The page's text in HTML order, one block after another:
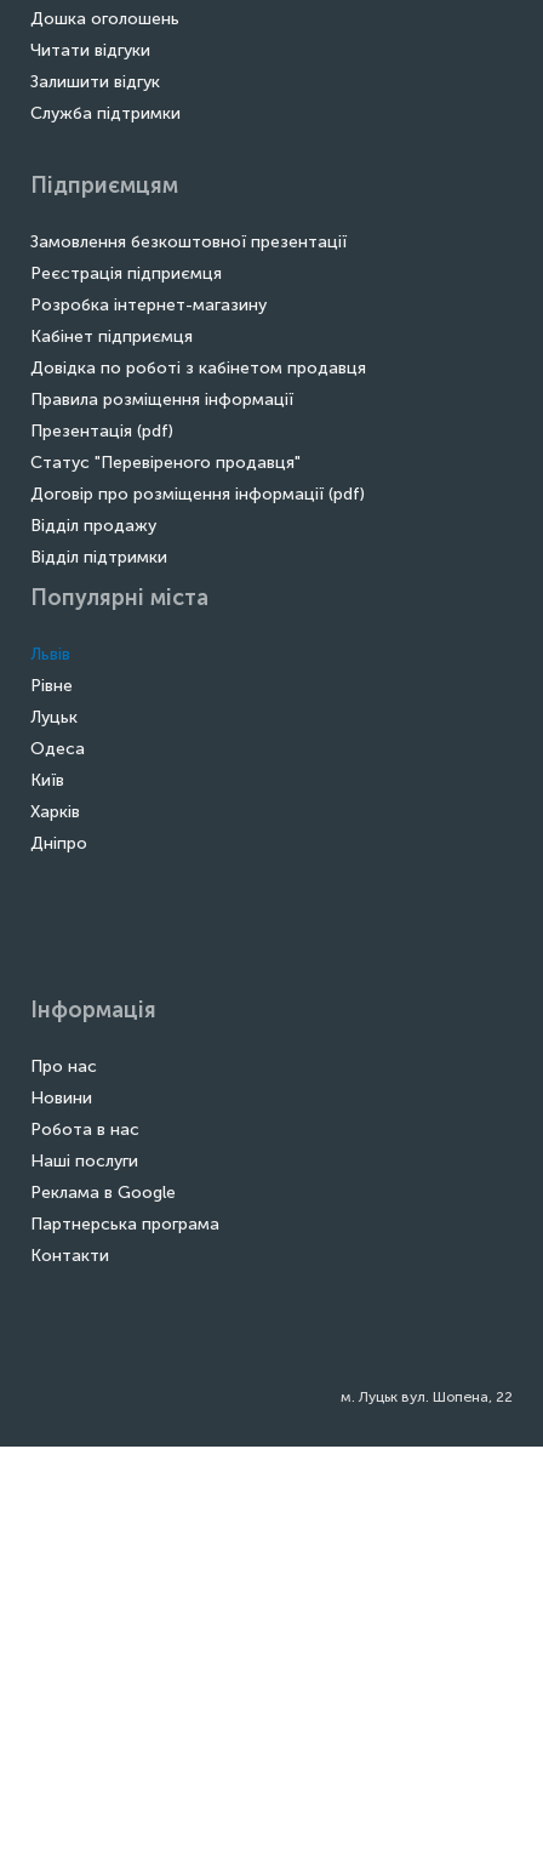
Дошка оголошень
Читати відгуки
Залишити відгук
Служба підтримки
Підприємцям
Замовлення безкоштовної презентації
Реєстрація підприємця
Розробка інтернет-магазину
Кабінет підприємця
Довідка по роботі з кабінетом продавця
Правила розміщення інформації
Презентація (pdf)
Статус "Перевіреного продавця"
Договір про розміщення інформації (pdf)
Відділ продажу
Відділ підтримки
Популярні міста
Львів
Рівне
Луцьк
Одеса
Київ
Харків
Дніпро
Інформація
Про нас
Новини
Робота в нас
Наші послуги
Реклама в Google
Партнерська програма
Контакти
м. Луцьк вул. Шопена, 22